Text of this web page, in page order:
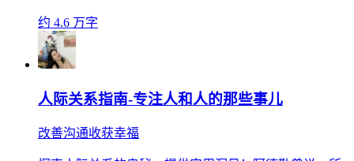
约 4.6 万字
人际关系指南-专注人和人的那些事儿
改善沟通收获幸福